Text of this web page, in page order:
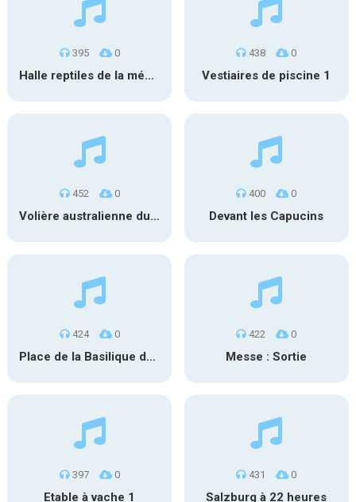
395 0
Halle reptiles de la ménagerie de Paris
438 0
Vestiaires de piscine 1
452 0
Volière australienne du zoo de Thoiry 2
400 0
Devant les Capucins
424 0
Place de la Basilique de Lourdes
422 0
Messe : Sortie
397 0
Etable à vache 1
431 0
Salzburg à 22 heures